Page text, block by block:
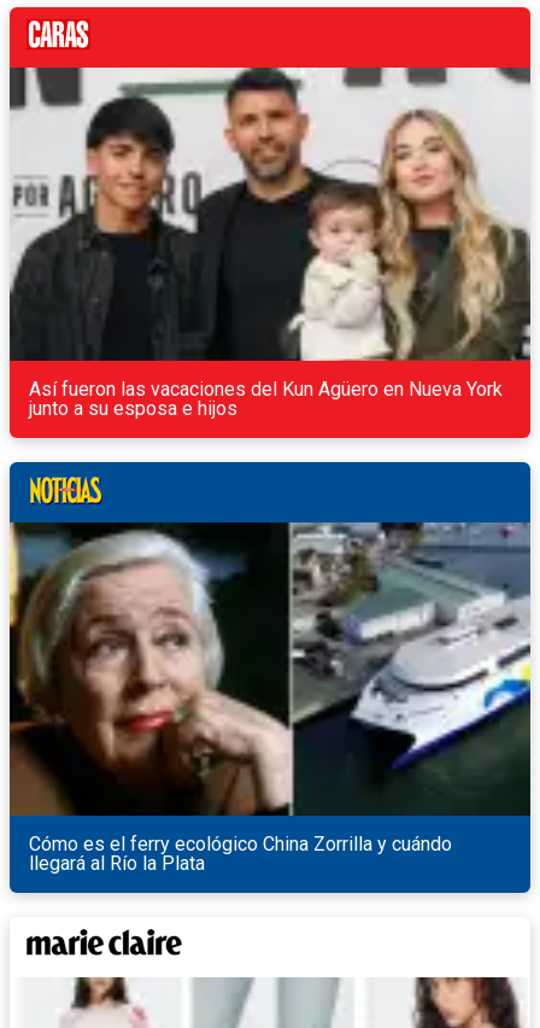
Así fueron las vacaciones del Kun Agüero en Nueva York
junto a su esposa e hijos
Cómo es el ferry ecológico China Zorrilla y cuándo
llegará al Río la Plata